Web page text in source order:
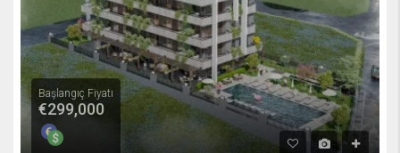
Başlangıç Fiyatı
€299,000